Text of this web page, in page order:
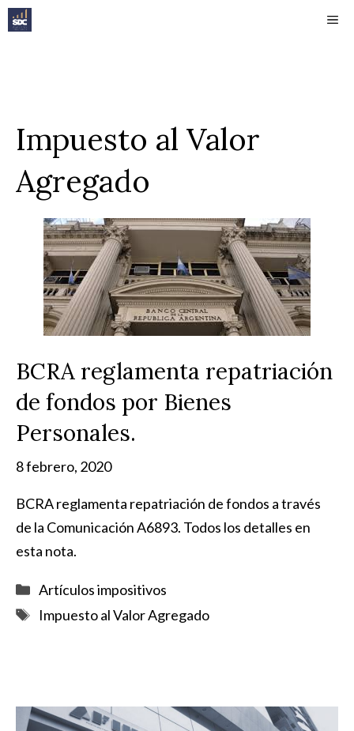
Saltar
al
Impuesto al Valor
Agregado
BCRA reglamenta repatriación
de fondos por Bienes
Personales.
8 febrero, 2020
BCRA reglamenta repatriación de fondos a través
de la Comunicación A6893. Todos los detalles en
esta nota.
Categorías
Artículos impositivos
Etiquetas
Impuesto al Valor Agregado